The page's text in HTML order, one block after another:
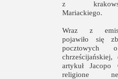
z
Mariackiego.
Wraz z
pojawiło się
pocztowych o
chrześcijańskiej,
artykuł
religione